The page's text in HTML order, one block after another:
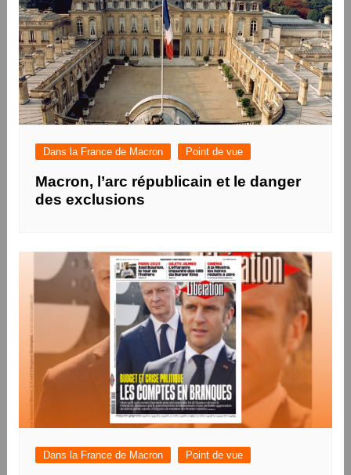
Dans la France de Macron Point de vue
Macron, l’arc républicain et le danger
des exclusions
Dans la France de Macron Point de vue